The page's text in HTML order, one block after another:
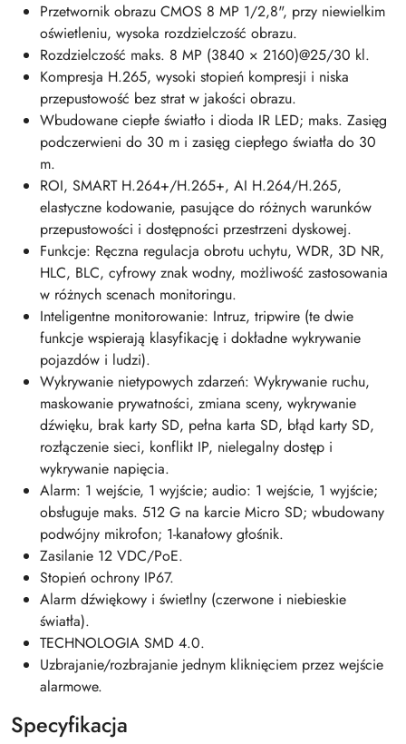
Przetwornik obrazu CMOS 8 MP 1/2,8", przy niewielkim
oświetleniu, wysoka rozdzielczość obrazu.
Rozdzielczość maks. 8 MP (3840 × 2160)@25/30 kl.
Kompresja H.265, wysoki stopień kompresji i niska
przepustowość bez strat w jakości obrazu.
Wbudowane ciepłe światło i dioda IR LED; maks. Zasięg
podczerwieni do 30 m i zasięg ciepłego światła do 30
m.
ROI, SMART H.264+/H.265+, AI H.264/H.265,
elastyczne kodowanie, pasujące do różnych warunków
przepustowości i dostępności przestrzeni dyskowej.
Funkcje: Ręczna regulacja obrotu uchytu, WDR, 3D NR,
HLC, BLC, cyfrowy znak wodny, możliwość zastosowania
w różnych scenach monitoringu.
Inteligentne monitorowanie: Intruz, tripwire (te dwie
funkcje wspierają klasyfikację i dokładne wykrywanie
pojazdów i ludzi).
Wykrywanie nietypowych zdarzeń: Wykrywanie ruchu,
maskowanie prywatności, zmiana sceny, wykrywanie
dźwięku, brak karty SD, pełna karta SD, błąd karty SD,
rozłączenie sieci, konflikt IP, nielegalny dostęp i
wykrywanie napięcia.
Alarm: 1 wejście, 1 wyjście; audio: 1 wejście, 1 wyjście;
obsługuje maks. 512 G na karcie Micro SD; wbudowany
podwójny mikrofon; 1-kanałowy głośnik.
Zasilanie 12 VDC/PoE.
Stopień ochrony IP67.
Alarm dźwiękowy i świetlny (czerwone i niebieskie
światła).
TECHNOLOGIA SMD 4.0.
Uzbrajanie/rozbrajanie jednym kliknięciem przez wejście
alarmowe.
Specyfikacja